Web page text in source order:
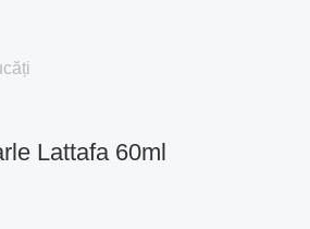
Lattafa 60ml